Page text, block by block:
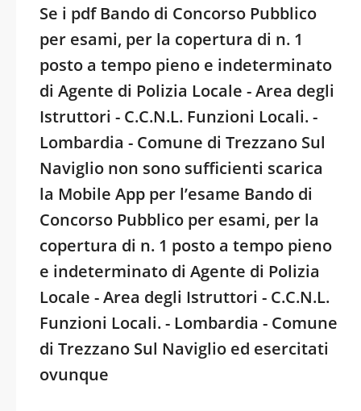
Se i pdf Bando di Concorso Pubblico
per esami, per la copertura di n. 1
posto a tempo pieno e indeterminato
di Agente di Polizia Locale - Area degli
Istruttori - C.C.N.L. Funzioni Locali. -
Lombardia - Comune di Trezzano Sul
Naviglio non sono sufficienti scarica
la Mobile App per l’esame Bando di
Concorso Pubblico per esami, per la
copertura di n. 1 posto a tempo pieno
e indeterminato di Agente di Polizia
Locale - Area degli Istruttori - C.C.N.L.
Funzioni Locali. - Lombardia - Comune
di Trezzano Sul Naviglio ed esercitati
ovunque